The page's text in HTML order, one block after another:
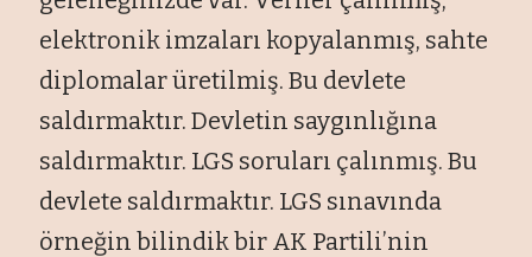
elektronik imzaları kopyalanmış, sahte
diplomalarüretilmiş. Bu devlete
saldırmaktır. Devletin saygınlığına
saldırmaktır. LGS soruları çalınmış. Bu
devlete saldırmaktır. LGS sınavında
örneğin bilindik bir AK Partili’nin